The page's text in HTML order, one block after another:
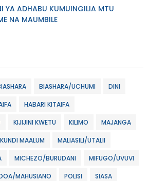
YA ADHABU KUMUINGILIA MTU
NA MAUMBILE
BIASHARA/UCHUMI DINI
HABARI KITAIFA
KIJIJINI KWETU KILIMO MAJANGA
MAALUM MALIASILI/UTALII
MICHEZO/BURUDANI MIFUGO/UVUVI
MAHUSIANO POLISI SIASA